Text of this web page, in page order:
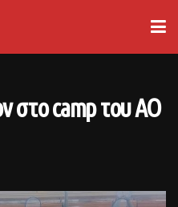
στο camp του ΑΟ